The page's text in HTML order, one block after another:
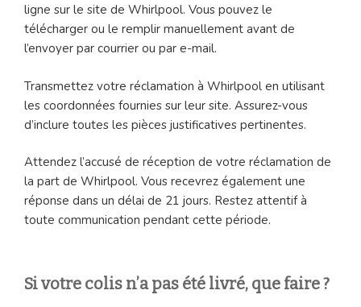
ligne sur le site de Whirlpool. Vous pouvez le
télécharger ou le remplir manuellement avant de
l’envoyer par courrier ou par e-mail.
Transmettez votre réclamation à Whirlpool en utilisant
les coordonnées fournies sur leur site. Assurez-vous
d’inclure toutes les pièces justificatives pertinentes.
Attendez l’accusé de réception de votre réclamation de
la part de Whirlpool. Vous recevrez également une
réponse dans un délai de 21 jours. Restez attentif à
toute communication pendant cette période.
Si votre colis n’a pas été livré, que faire ?